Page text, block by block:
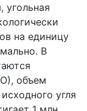
угольная
на единицу
В
объем
угля